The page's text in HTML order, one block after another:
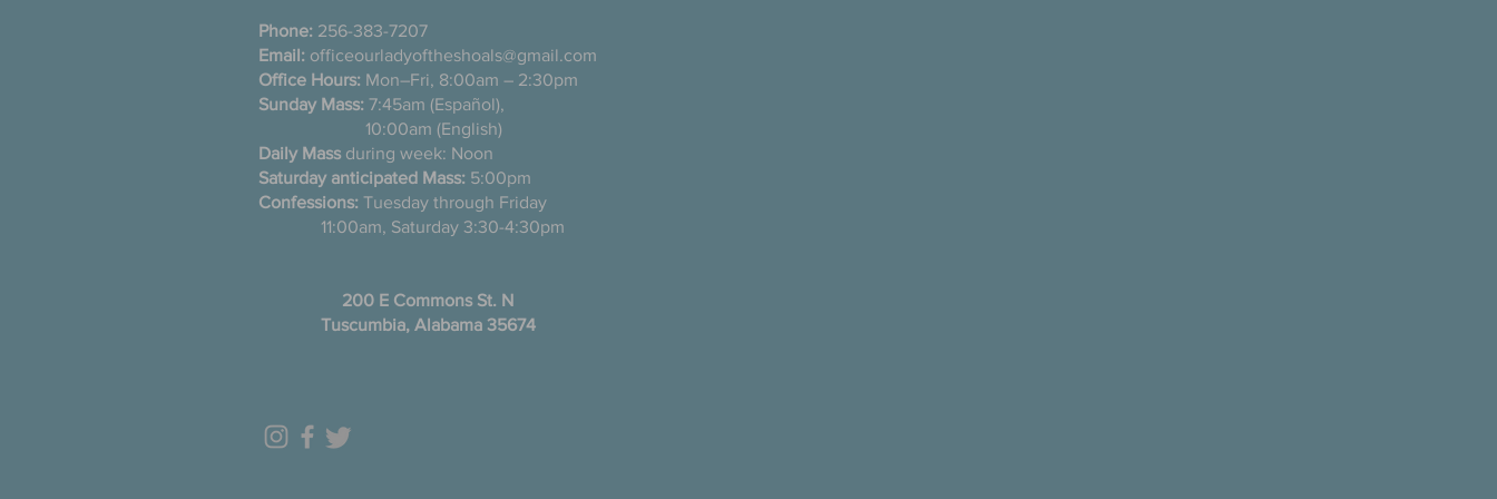
Phone: 256-383-7207
Email: officeourladyoftheshoals@gmail.com
Office Hours: Mon–Fri, 8:00am – 2:30pm
Sunday Mass: 7:45am (Español),
10:00am (English)
Daily Mass during week: Noon
Saturday anticipated Mass: 5:00pm
Confessions: Tuesday through Friday
11:00am, Saturday 3:30-4:30pm
200 E Commons St. N
Tuscumbia, Alabama 35674